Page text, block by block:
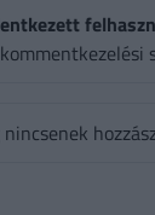
nincsenek